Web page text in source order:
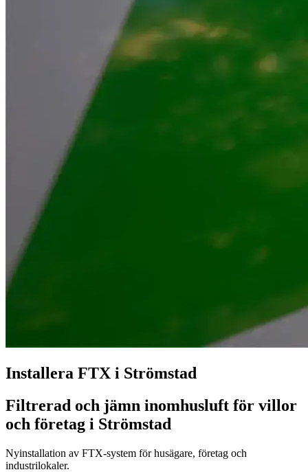
Installera FTX i Strömstad
Filtrerad och jämn inomhusluft för villor
och företag i Strömstad
Nyinstallation av FTX-system för husägare, företag och
industrilokaler.